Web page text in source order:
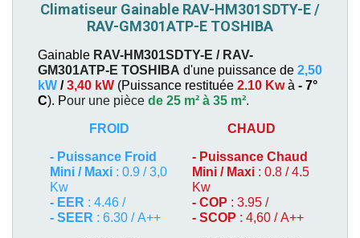
Climatiseur Gainable RAV-HM301SDTY-E /
RAV-GM301ATP-E TOSHIBA
Gainable RAV-HM301SDTY-E / RAV-
GM301ATP-E TOSHIBA d'une puissance de 2,50
kW /3,40 kW (Puissance restituée 2.10 Kwà - 7°
C). Pour une pièce de 25 m² à 35 m².
FROID
- Puissance Froid
Mini / Maxi : 0.9 / 3,0
Kw
- EER : 4.46 /
- SEER : 6.30 / A++
CHAUD
- Puissance Chaud
Mini / Maxi : 0.8 / 4.5
Kw
- COP : 3.95 /
- SCOP : 4,60 / A++